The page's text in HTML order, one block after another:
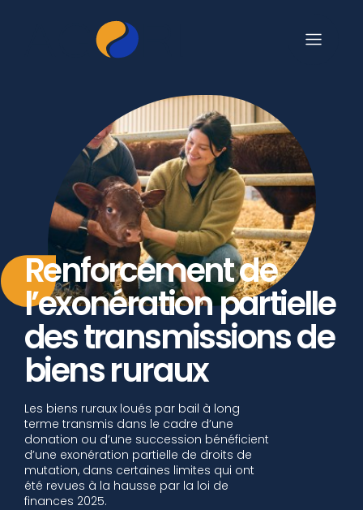
Renforcement de
l’exonération partielle
des transmissions de
biens ruraux
Les biens ruraux loués par bail à long
terme transmis dans le cadre d’une
donation ou d’une succession bénéficient
d’une exonération partielle de droits de
mutation, dans certaines limites qui ont
été revues à la hausse par la loi de
finances 2025.